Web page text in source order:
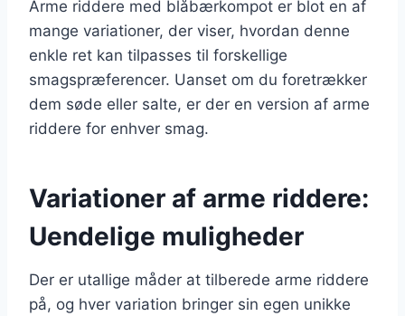
Arme riddere med blåbærkompot er blot en af
mange variationer, der viser, hvordan denne
enkle ret kan tilpasses til forskellige
smagspræferencer. Uanset om du foretrækker
dem søde eller salte, er der en version af arme
riddere for enhver smag.
Variationer af arme riddere:
Uendelige muligheder
Der er utallige måder at tilberede arme riddere
på, og hver variation bringer sin egen unikke